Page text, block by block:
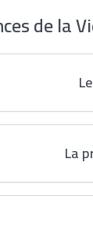
de la
La